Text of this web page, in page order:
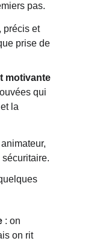
pas.
, précis et
prise de
motivante
qui
la
: on
on rit